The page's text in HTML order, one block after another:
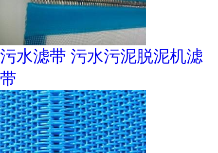
污水滤带 污水污泥脱泥机滤
带